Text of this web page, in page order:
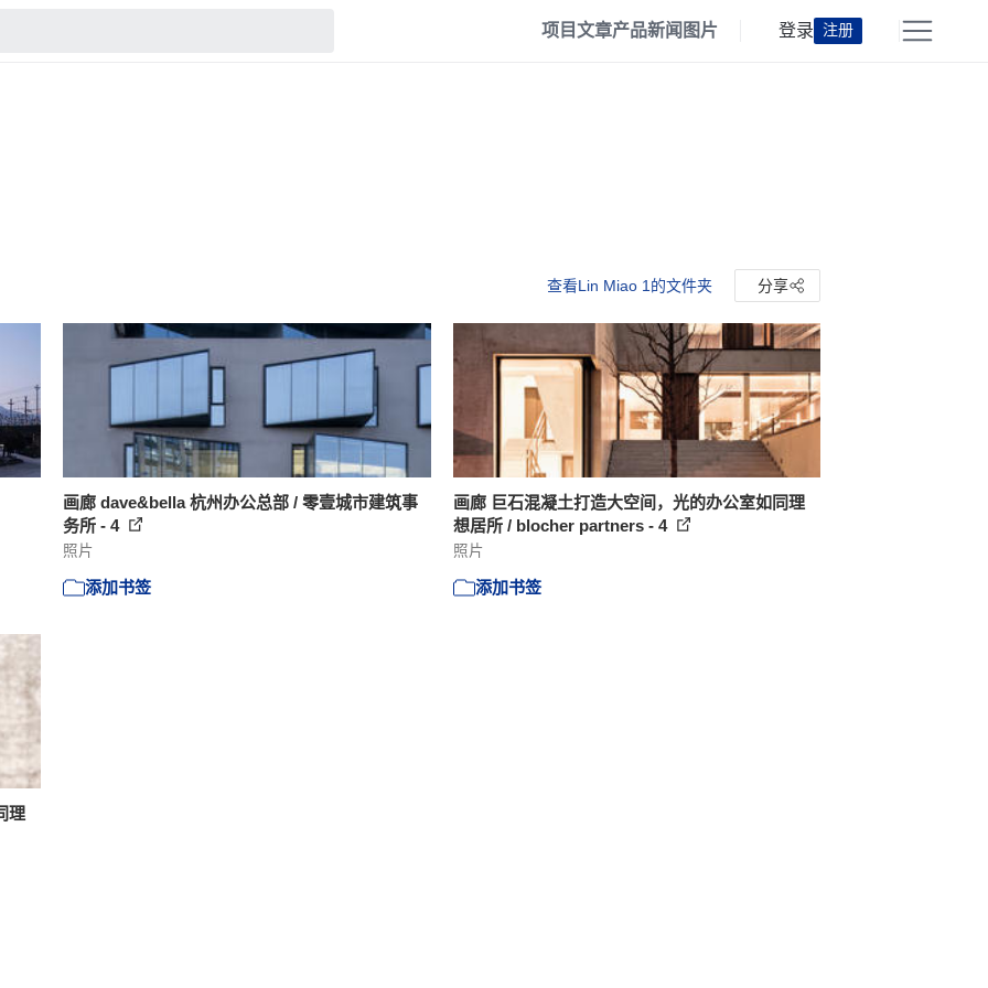
项目文章产品新闻 图片 登录 注册
查看Lin Miao 1的文件夹 分享
画廊 dave&bella 杭州办公总部 / 零壹城市建筑事
务所 - 4
照片
添加书签
画廊 巨石混凝土打造大空间，光的办公室如同理
想居所 / blocher partners - 4
照片
添加书签
理